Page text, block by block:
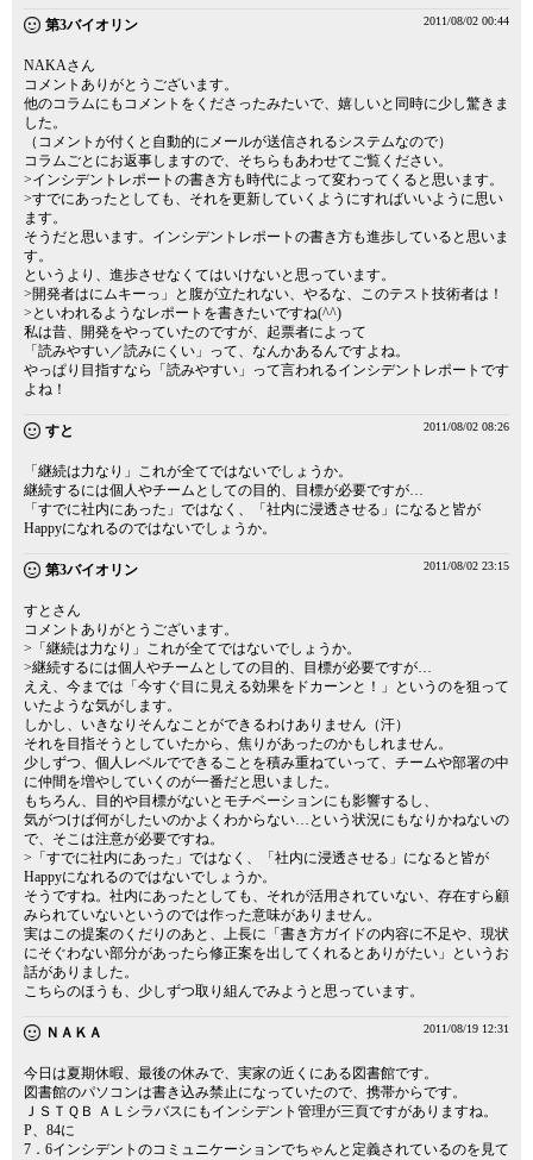
第3バイオリン 2011/08/02 00:44
NAKAさん
コメントありがとうございます。
他のコラムにもコメントをくださったみたいで、嬉しいと同時に少し驚きま
した。
（コメントが付くと自動的にメールが送信されるシステムなので）
コラムごとにお返事しますので、そちらもあわせてご覧ください。
>インシデントレポートの書き方も時代によって変わってくると思います。
>すでにあったとしても、それを更新していくようにすればいいように思い
ます。
そうだと思います。インシデントレポートの書き方も進歩していると思いま
す。
というより、進歩させなくてはいけないと思っています。
>開発者はにムキーっ」と腹が立たれない、やるな、このテスト技術者は！
>といわれるようなレポートを書きたいですね(^^)
私は昔、開発をやっていたのですが、起票者によって
「読みやすい／読みにくい」って、なんかあるんですよね。
やっぱり目指すなら「読みやすい」って言われるインシデントレポートです
よね！
すと 2011/08/02 08:26
「継続は力なり」これが全てではないでしょうか。
継続するには個人やチームとしての目的、目標が必要ですが…
「すでに社内にあった」ではなく、「社内に浸透させる」になると皆が
Happyになれるのではないでしょうか。
第3バイオリン 2011/08/02 23:15
すとさん
コメントありがとうございます。
>「継続は力なり」これが全てではないでしょうか。
>継続するには個人やチームとしての目的、目標が必要ですが…
ええ、今までは「今すぐ目に見える効果をドカーンと！」というのを狙って
いたような気がします。
しかし、いきなりそんなことができるわけありません（汗）
それを目指そうとしていたから、焦りがあったのかもしれません。
少しずつ、個人レベルでできることを積み重ねていって、チームや部署の中
に仲間を増やしていくのが一番だと思いました。
もちろん、目的や目標がないとモチベーションにも影響するし、
気がつけば何がしたいのかよくわからない…という状況にもなりかねないの
で、そこは注意が必要ですね。
>「すでに社内にあった」ではなく、「社内に浸透させる」になると皆が
Happyになれるのではないでしょうか。
そうですね。社内にあったとしても、それが活用されていない、存在すら顧
みられていないというのでは作った意味がありません。
実はこの提案のくだりのあと、上長に「書き方ガイドの内容に不足や、現状
にそぐわない部分があったら修正案を出してくれるとありがたい」というお
話がありました。
こちらのほうも、少しずつ取り組んでみようと思っています。
ＮＡＫＡ 2011/08/19 12:31
今日は夏期休暇、最後の休みで、実家の近くにある図書館です。
図書館のパソコンは書き込み禁止になっていたので、携帯からです。
ＪＳＴＱＢ ＡＬシラバスにもインシデント管理が三頁ですがありますね。
P、84に
7．6インシデントのコミュニケーションでちゃんと定義されているのを見て